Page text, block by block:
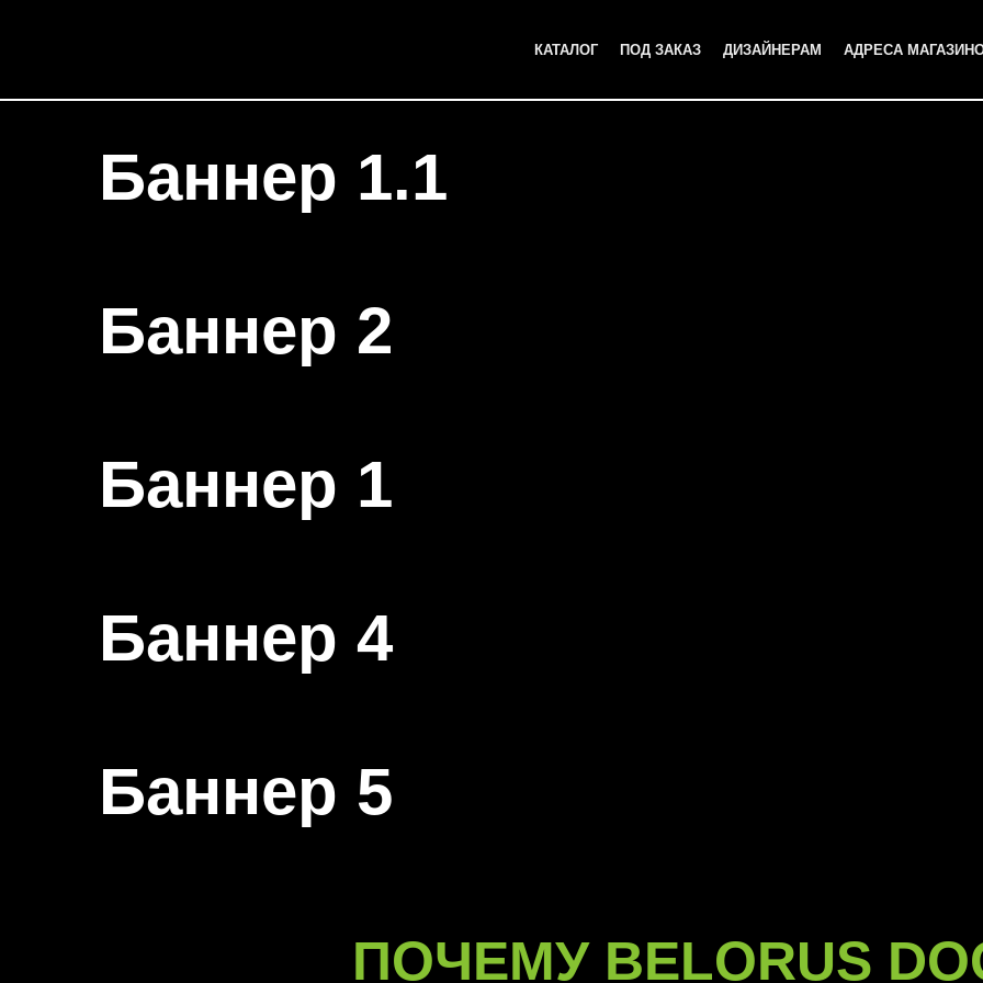
КАТАЛОГ ПОД ЗАКАЗ ДИЗАЙНЕРАМ АДРЕСА
Баннер 1.1
Баннер 2
Баннер 1
Баннер 4
Баннер 5
ПОЧЕМУ BELORUS